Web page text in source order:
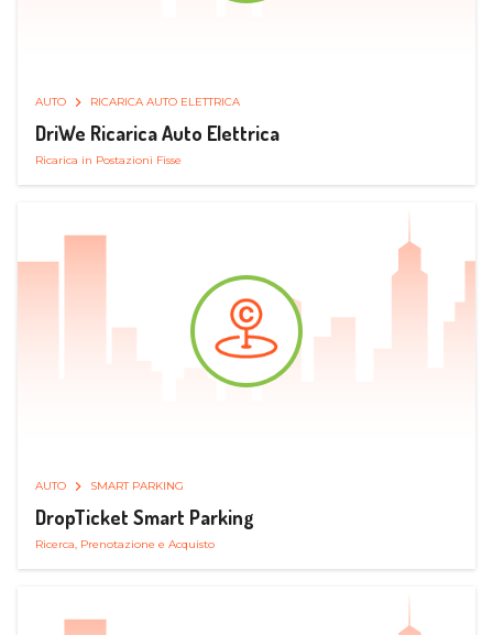
AUTO RICARICA AUTO ELETTRICA
DriWe Ricarica Auto Elettrica
Ricarica in Postazioni Fisse
AUTO SMART PARKING
DropTicket Smart Parking
Ricerca, Prenotazione e Acquisto